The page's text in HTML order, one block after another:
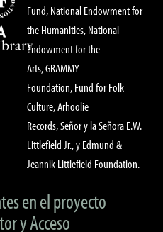
Fund, National Endowment for
the Humanities, National
Endowment for the
Arts, GRAMMY
Foundation, Fund for Folk
Culture, Arhoolie
Records, Señor y la Señora E.W.
Littlefield Jr., y Edmund &
Jeannik Littlefield Foundation.
en el proyecto
y Acceso